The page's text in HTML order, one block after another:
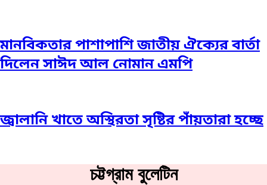
মানবিকতার পাশাপাশি জাতীয় ঐক্যের বার্তা
দিলেন সাঈদ আল নোমান এমপি
জ্বালানি খাতে অস্থিরতা সৃষ্টির পাঁয়তারা হচ্ছে
চট্টগ্রাম বুলেটিন